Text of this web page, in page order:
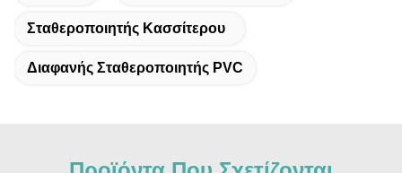
Σταθεροποιητής Κασσίτερου
Διαφανής Σταθεροποιητής PVC